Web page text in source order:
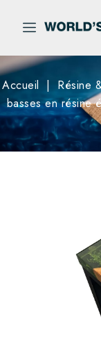
Accueil Résine
basses en résine